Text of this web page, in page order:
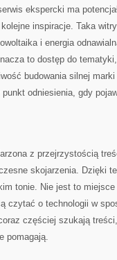
ekspercki ma
inspiracje. Taka
i energia
to dostęp do
budowania silnej
odniesienia, gdy
z przejrzystością
skojarzenia. Dzięki
tonie. Nie jest to
czytać o technologii w
częściej szukają
pomagają.